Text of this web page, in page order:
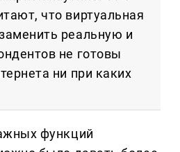
что виртуальная
реальную и
не готовы
ни при каких
функций